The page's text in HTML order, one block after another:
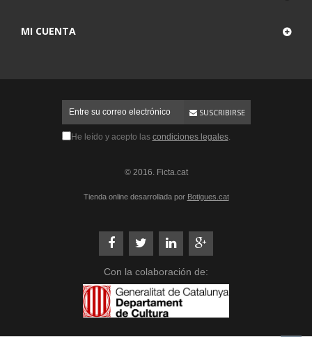
MI CUENTA
SUSCRIBIRSE
He leído y acepto las condiciones legales.
© 2016. Ficta.cat
Tienda online desarrollada por Botigues.cat
Con la colaboración de: